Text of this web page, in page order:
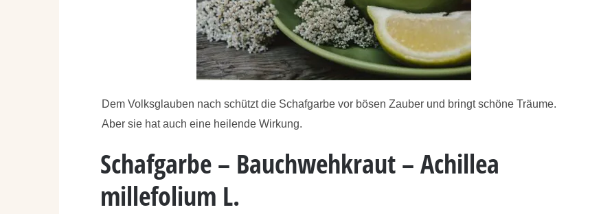
Dem Volksglauben nach schützt die Schafgarbe vor bösen Zauber und bringt schöne Träume.
Aber sie hat auch eine heilende Wirkung.
Schafgarbe – Bauchwehkraut – Achillea
millefolium L.